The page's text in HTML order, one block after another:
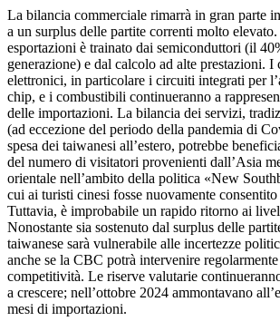
La bilancia commerciale rimarrà in gran parte
a un surplus delle partite correnti molto
esportazioni è trainato dai semiconduttori (il
generazione) e dal calcolo ad alte prestazioni. I
elettronici, in particolare i circuiti integrati per
chip, e i combustibili continueranno a
delle importazioni. La bilancia dei servizi,
(ad eccezione del periodo della pandemia di
spesa dei taiwanesi all’estero, potrebbe
del numero di visitatori provenienti dall’Asia
orientale nell’ambito della politica «New
cui ai turisti cinesi fosse nuovamente consentito
Tuttavia, è improbabile un rapido ritorno ai
Nonostante sia sostenuto dal surplus delle
taiwanese sarà vulnerabile alle incertezze
anche se la CBC potrà intervenire
competitività. Le riserve valutarie
a crescere; nell’ottobre 2024 ammontavano
mesi di importazioni.